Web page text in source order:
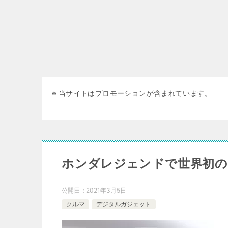
※ 当サイトはプロモーションが含まれています。
ホンダレジェンドで世界初の
公開日： 2021年3月5日
クルマ
デジタルガジェット